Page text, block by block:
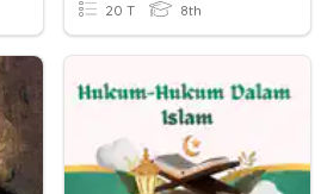
20 T 8th